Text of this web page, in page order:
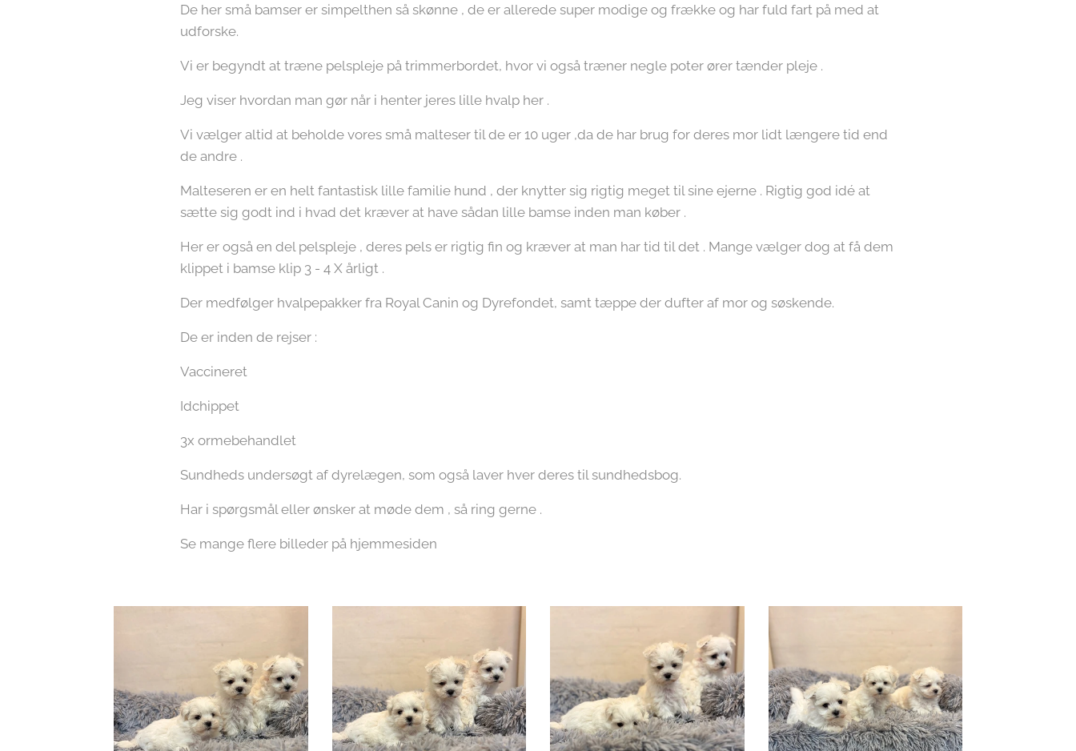
De her små bamser er simpelthen så skønne , de er allerede super modige og frække og har fuld fart på med at
udforske.
Vi er begyndt at træne pelspleje på trimmerbordet, hvor vi også træner negle poter ører tænder pleje .
Jeg viser hvordan man gør når i henter jeres lille hvalp her .
Vi vælger altid at beholde vores små malteser til de er 10 uger ,da de har brug for deres mor lidt længere tid end
de andre .
Malteseren er en helt fantastisk lille familie hund , der knytter sig rigtig meget til sine ejerne . Rigtig god idé at
sætte sig godt ind i hvad det kræver at have sådan lille bamse inden man køber .
Her er også en del pelspleje , deres pels er rigtig fin og kræver at man har tid til det . Mange vælger dog at få dem
klippet i bamse klip 3 - 4 X årligt .
Der medfølger hvalpepakker fra Royal Canin og Dyrefondet, samt tæppe der dufter af mor og søskende.
De er inden de rejser :
Vaccineret
Idchippet
3x ormebehandlet
Sundheds undersøgt af dyrelægen, som også laver hver deres til sundhedsbog.
Har i spørgsmål eller ønsker at møde dem , så ring gerne .
Se mange flere billeder på hjemmesiden